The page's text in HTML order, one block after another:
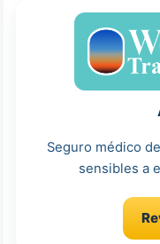
Seguro médico
sensibles a